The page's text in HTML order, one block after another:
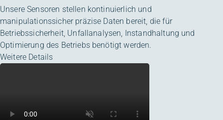
Unsere Sensoren stellen kontinuierlich und
manipulationssicher präzise Daten bereit, die für
Betriebssicherheit, Unfallanalysen, Instandhaltung und
Optimierung des Betriebs benötigt werden.
Weitere Details